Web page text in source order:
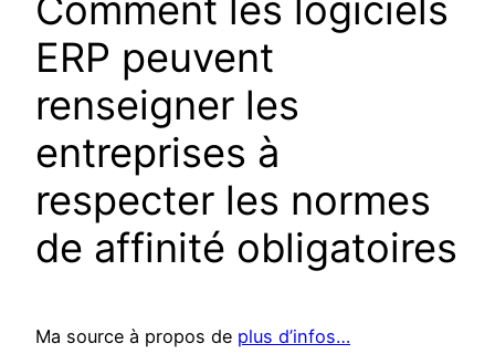
Comment les logiciels
ERP peuvent
renseigner les
entreprises à
respecter les normes
de affinité obligatoires
Ma source à propos de plus d’infos…